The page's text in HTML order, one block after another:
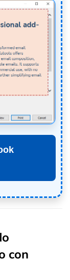
con